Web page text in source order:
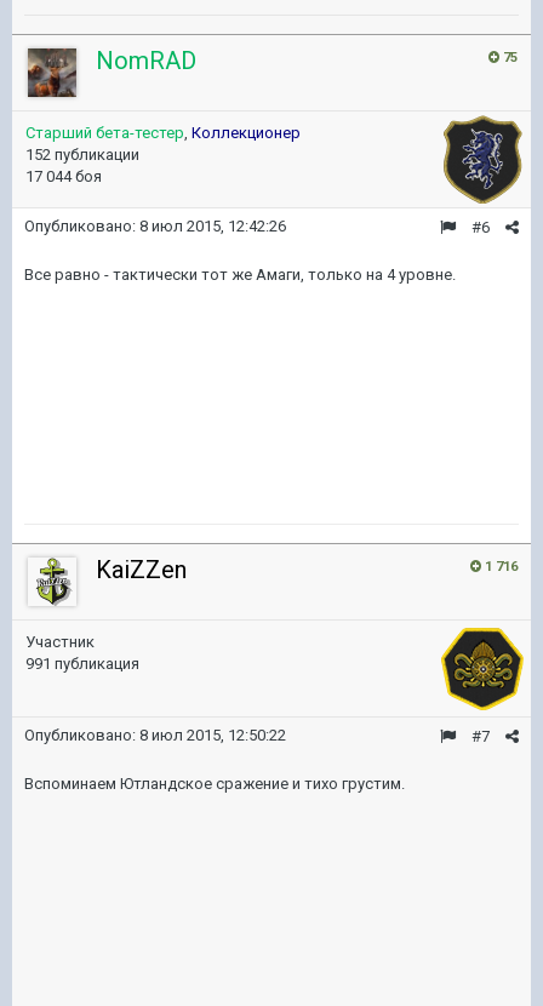
75
NomRAD
Старший бета-тестер, Коллекционер
152 публикации
17 044 боя
#6
Опубликовано: 8 июл 2015, 12:42:26
Все равно - тактически тот же Амаги, только на 4 уровне.
1 716
KaiZZen
Участник
991 публикация
#7
Опубликовано: 8 июл 2015, 12:50:22
Вспоминаем Ютландское сражение и тихо грустим.